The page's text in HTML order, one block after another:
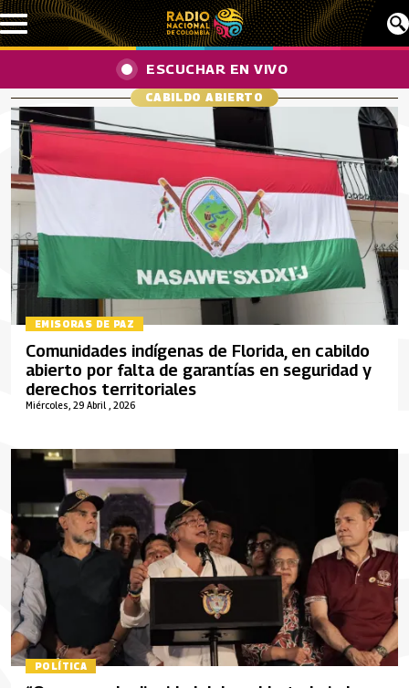
Pasar al contenido principal
ESCUCHAR EN VIVO
CABILDO ABIERTO
EMISORAS DE PAZ
Miércoles, 29 Abril , 2026
Comunidades indígenas de Florida, en cabildo
abierto por falta de garantías en seguridad y
derechos territoriales
POLÍTICA